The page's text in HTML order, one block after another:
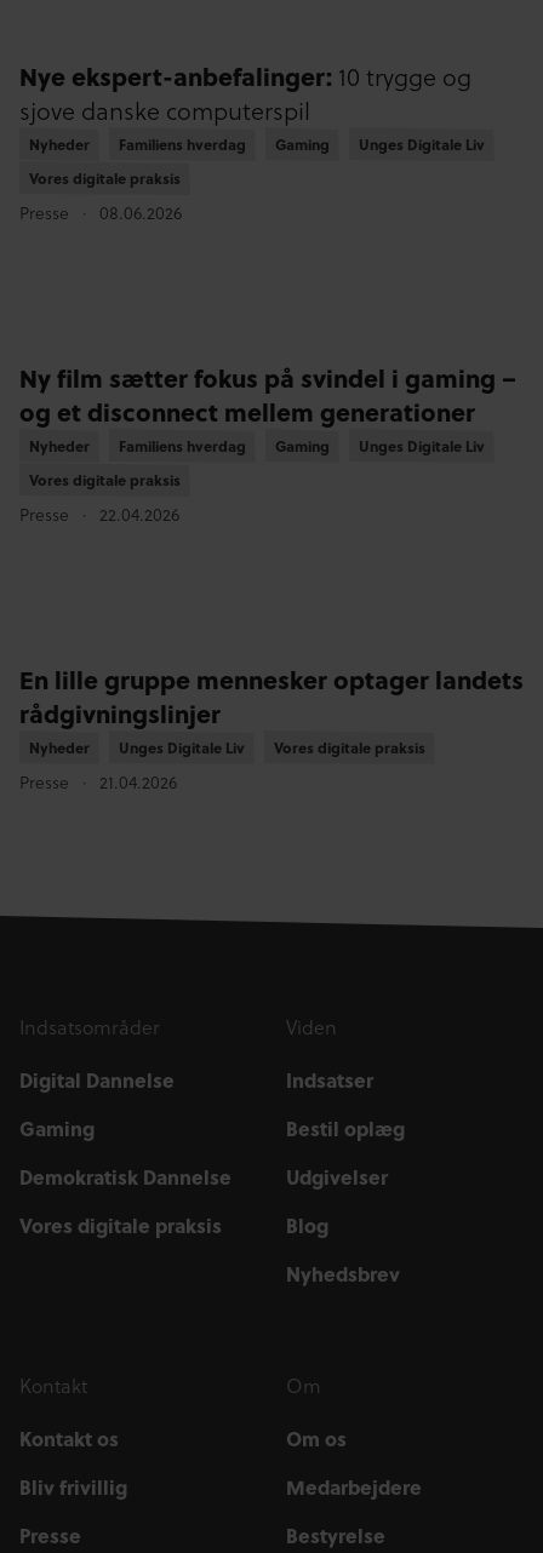
Nye ekspert-anbefalinger: 10 trygge og
sjove danske computerspil
Nyheder
Nyheder Familiens hverdag
Familiens hverdag Gaming
Gaming Unges Digitale Liv
Unges Digitale Liv
Vores digitale praksis
Vores digitale praksis
Presse 08.06.2026
Ny film sætter fokus på svindel i gaming –
og et disconnect mellem generationer
Nyheder
Nyheder Familiens hverdag
Familiens hverdag Gaming
Gaming Unges Digitale Liv
Unges Digitale Liv
Vores digitale praksis
Vores digitale praksis
Presse 22.04.2026
En lille gruppe mennesker optager landets
rådgivningslinjer
Nyheder
Nyheder Unges Digitale Liv
Unges Digitale Liv Vores digitale praksis
Vores digitale praksis
Presse 21.04.2026
Indsatsområder
Digital Dannelse
Gaming
Demokratisk Dannelse
Vores digitale praksis
Viden
Indsatser
Bestil oplæg
Udgivelser
Blog
Nyhedsbrev
Kontakt
Kontakt os
Bliv frivillig
Presse
Om
Om os
Medarbejdere
Bestyrelse